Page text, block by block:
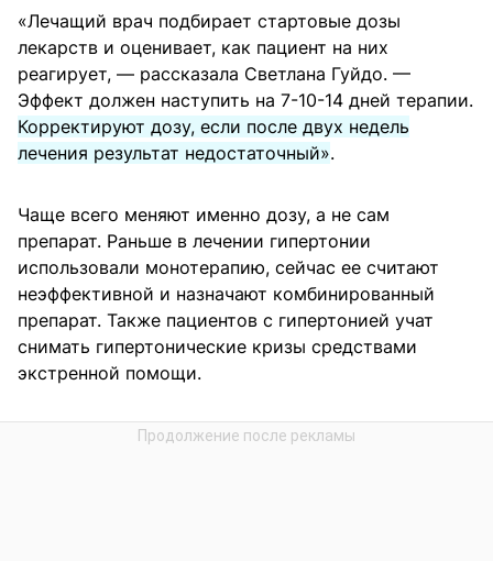
«Лечащий врач подбирает стартовые дозы
лекарств и оценивает, как пациент на них
реагирует, — рассказала Светлана Гуйдо. —
Эффект должен наступить на 7-10-14 дней терапии.
Корректируют дозу, если после двух недель
лечения результат недостаточный».
Чаще всего меняют именно дозу, а не сам
препарат. Раньше в лечении гипертонии
использовали монотерапию, сейчас ее считают
неэффективной и назначают комбинированный
препарат. Также пациентов с гипертонией учат
снимать гипертонические кризы средствами
экстренной помощи.